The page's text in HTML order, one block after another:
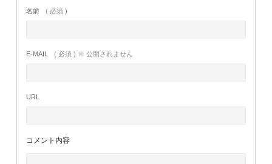
名前 ( 必須 )
E-MAIL ( 必須 ) ※ 公開されません
URL
コメント内容